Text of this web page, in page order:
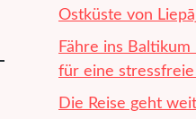
Ostküste von
Fähre ins
für eine stressfreie
Die Reise geht